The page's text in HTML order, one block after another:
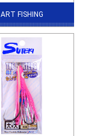
ART FISHING